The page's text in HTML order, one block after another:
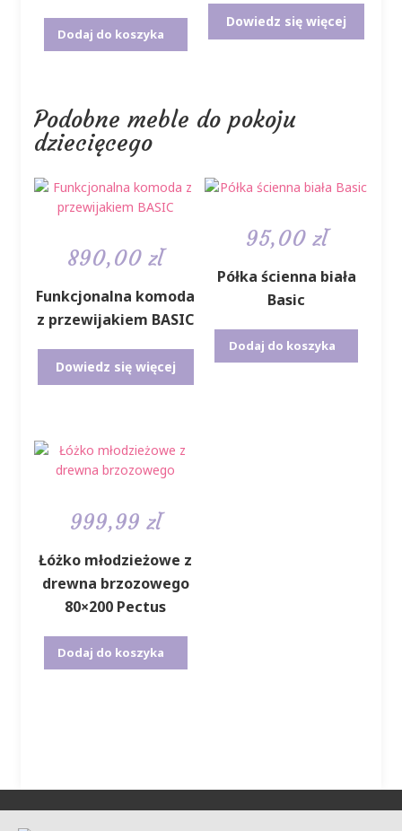
Dodaj do koszyka
Dowiedz się więcej
Podobne meble do pokoju
dziecięcego
890,00zł
Funkcjonalna komoda
z przewijakiem BASIC
Dowiedz się więcej
95,00 zł
Półka ścienna biała
Basic
Dodaj do koszyka
999,99 zł
Łóżko młodzieżowe z
drewna brzozowego
80×200 Pectus
Dodaj do koszyka